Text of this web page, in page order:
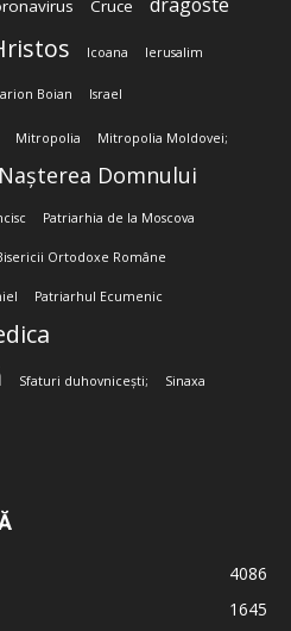
Cruce
Icoana Ierusalim
Boian Israel
Mitropolia Mitropolia Moldovei;
Nașterea Domnului
Patriarhia de la Moscova
Ortodoxe Române
Patriarhul Ecumenic
Sfaturi duhovnicești; Sinaxa
4086
1645